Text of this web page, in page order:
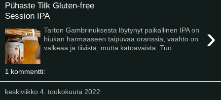
Pühaste Tilk Gluten-free
Session IPA
›
Tarton Gambrinuksesta löytynyt paikallinen IPA on
hiukan harmaaseen taipuvaa oranssia, vaahto on
valkeaa ja tiivistä, mutta katoavaista. Tuo...
1 kommentti:
keskiviikko 4. toukokuuta 2022